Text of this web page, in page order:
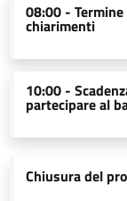
08:00 -
chiarimenti
10:00 -
partecipare al
Chiusura del